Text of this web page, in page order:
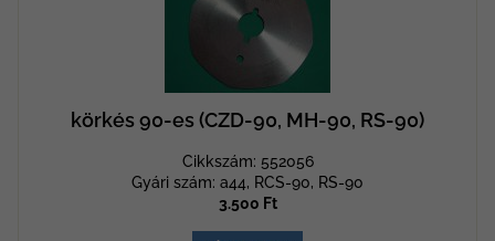
körkés 90-es (CZD-90, MH-90, RS-90)
Cikkszám: 552056
Gyári szám: a44, RCS-90, RS-90
3.500 Ft